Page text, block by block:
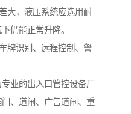
大，液压系统应选用耐
仍能正常升降。
牌识别、远程控制、警
业的出入口管控设备厂
、道闸、广告道闸、重